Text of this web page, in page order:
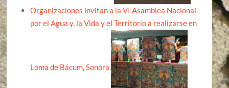
Organizaciones invitan a la VI Asamblea Nacional
por el Agua y, la Vida y el Territorio a realizarse en
Loma de Bácum, Sonora.